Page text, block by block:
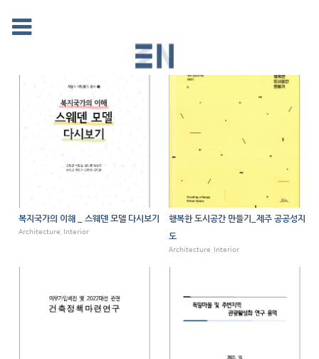
복지국가의 이해 _ 스웨덴 모델 다시보기
Architecture, Interior
행복한 도시공간 만들기_제주 공공성지
도
Architecture, Interior